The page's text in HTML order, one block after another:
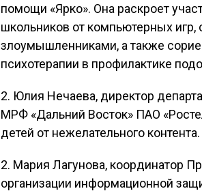
помощи «Ярко». Она раскроет
школьников от компьютерных игр,
злоумышленниками, а также
психотерапии в профилактике
2. Юлия Нечаева, директор
МРФ «Дальний Восток» ПАО
детей от нежелательного контента.
2. Мария Лагунова, координатор
организации информационной